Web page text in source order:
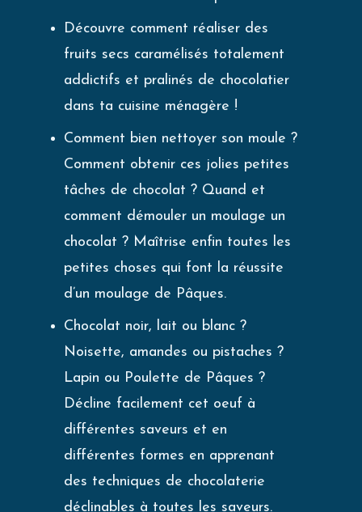
Découvre comment réaliser des
fruits secs caramélisés totalement
addictifs et pralinés de chocolatier
dans ta cuisine ménagère !
Comment bien nettoyer son moule ?
Comment obtenir ces jolies petites
tâches de chocolat ? Quand et
comment démouler un moulage un
chocolat ? Maîtrise enfin toutes les
petites choses qui font la réussite
d’un moulage de Pâques.
Chocolat noir, lait ou blanc ?
Noisette, amandes ou pistaches ?
Lapin ou Poulette de Pâques ?
Décline facilement cet oeuf à
différentes saveurs et en
différentes formes en apprenant
des techniques de chocolaterie
déclinables à toutes les saveurs.